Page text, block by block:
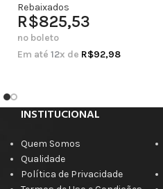
Rebaixados
R$825,53
no boleto
Em até 12x de R$92,98
INSTITUCIONAL
Quem Somos
Qualidade
Política de Privacidade